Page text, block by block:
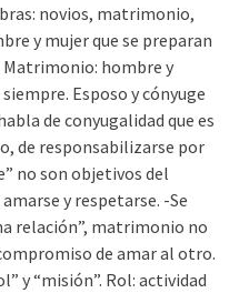
novios, matrimonio,
y mujer que se preparan
hombre y
Esposo y cónyuge
de conyugalidad que es
de responsabilizarse por
no son objetivos del
y respetarse. -Se
relación”, matrimonio no
de amar al otro.
y “misión”. Rol: actividad